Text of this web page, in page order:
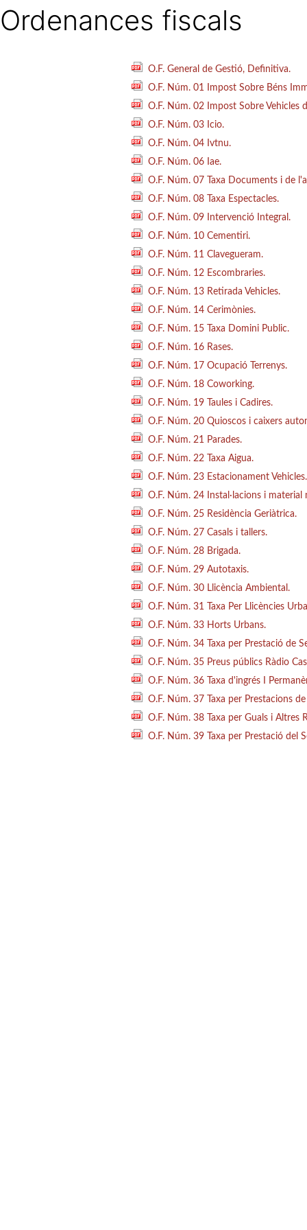
Ordenances fiscals
O.F. General de Gestió, Definitiva.
O.F. Núm. 01 Impost Sobre Béns
O.F. Núm. 02 Impost Sobre Vehicles
O.F. Núm. 03 Icio.
O.F. Núm. 04 Ivtnu.
O.F. Núm. 06 Iae.
O.F. Núm. 07 Taxa Documents i de
O.F. Núm. 08 Taxa Espectacles.
O.F. Núm. 09 Intervenció Integral.
O.F. Núm. 10 Cementiri.
O.F. Núm. 11 Clavegueram.
O.F. Núm. 12 Escombraries.
O.F. Núm. 13 Retirada Vehicles.
O.F. Núm. 14 Cerimònies.
O.F. Núm. 15 Taxa Domini Public.
O.F. Núm. 16 Rases.
O.F. Núm. 17 Ocupació Terrenys.
O.F. Núm. 18 Coworking.
O.F. Núm. 19 Taules i Cadires.
O.F. Núm. 20 Quioscos i caixers
O.F. Núm. 21 Parades.
O.F. Núm. 22 Taxa Aigua.
O.F. Núm. 23 Estacionament Vehicles.
O.F. Núm. 24 Instal·lacions i material
O.F. Núm. 25 Residència Geriàtrica.
O.F. Núm. 27 Casals i tallers.
O.F. Núm. 28 Brigada.
O.F. Núm. 29 Autotaxis.
O.F. Núm. 30 Llicència Ambiental.
O.F. Núm. 31 Taxa Per Llicències
O.F. Núm. 33 Horts Urbans.
O.F. Núm. 34 Taxa per Prestació de
O.F. Núm. 35 Preus públics Ràdio
O.F. Núm. 36 Taxa d'ingrés I
O.F. Núm. 37 Taxa per Prestacions
O.F. Núm. 38 Taxa per Guals i Altres
O.F. Núm. 39 Taxa per Prestació del